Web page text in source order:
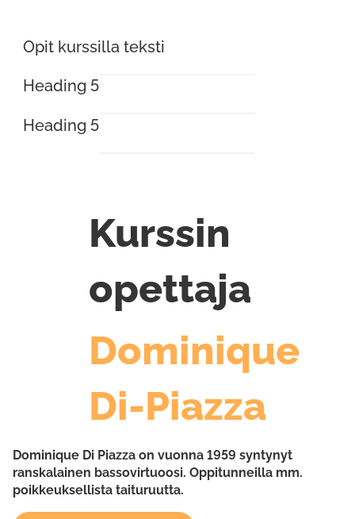
Opit kurssilla teksti
Heading 5
Heading 5
Kurssin
opettaja
Dominique
Di-Piazza
Dominique Di Piazza on vuonna 1959 syntynyt
ranskalainen bassovirtuoosi. Oppitunneilla mm.
poikkeuksellista taituruutta.